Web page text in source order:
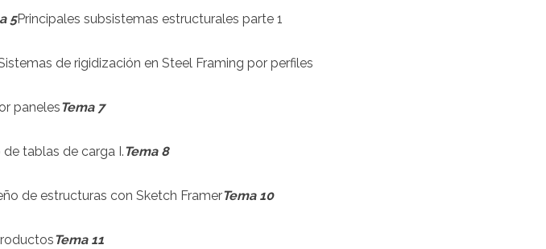
5Principales subsistemas estructurales parte 1
de rigidización en Steel Framing por perfiles
panelesTema 7
tablas de carga I.Tema 8
de estructuras con Sketch FramerTema 10
Tema 11